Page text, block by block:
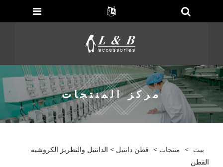
مركز المنتجات
بيت > منتجات > قطن دانتيل > الدانتيل والتطريز الكروشيه
القطن